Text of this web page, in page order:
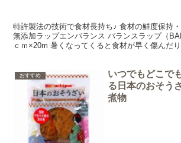
特許製法の技術で食材長持ち♪ 食材の鮮度保持
無添加ラップエンバランス バランスラップ（
ｃｍ×20m 暑くなってくると食材が早く傷んだ
おすすめ
いつでもどこで
る日本のおそう
煮物